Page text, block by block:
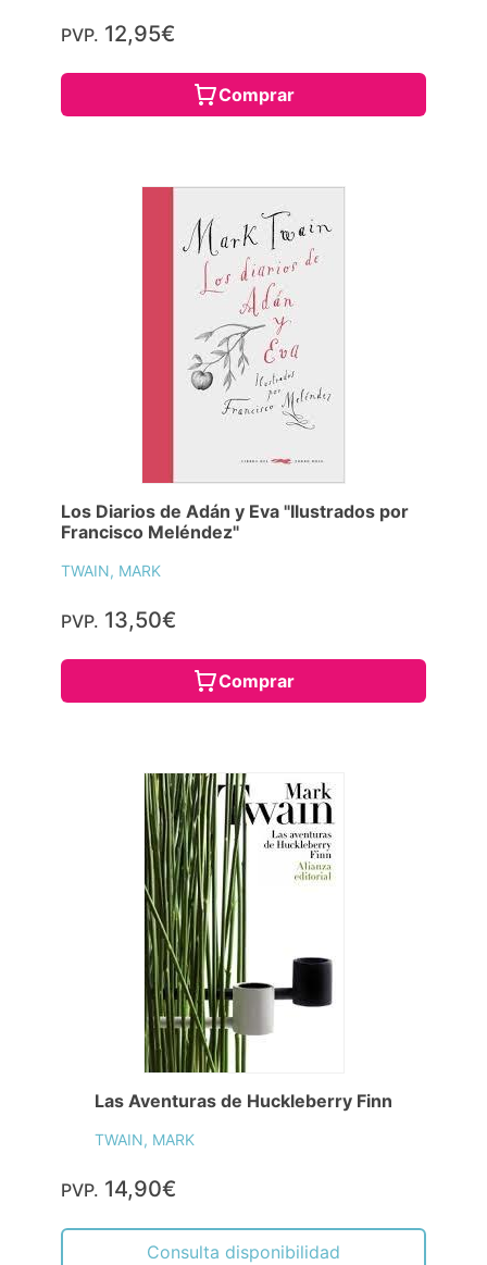
PVP. 12,95€
Comprar
Los Diarios de Adán y Eva "Ilustrados por
Francisco Meléndez"
TWAIN, MARK
PVP. 13,50€
Comprar
Las Aventuras de Huckleberry Finn
TWAIN, MARK
PVP. 14,90€
Consulta disponibilidad